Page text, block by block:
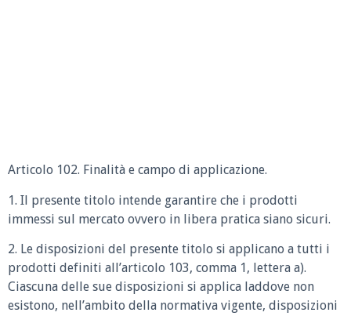
Articolo 102. Finalità e campo di applicazione.
1. Il presente titolo intende garantire che i prodotti
immessi sul mercato ovvero in libera pratica siano sicuri.
2. Le disposizioni del presente titolo si applicano a tutti i
prodotti definiti all’articolo 103, comma 1, lettera a).
Ciascuna delle sue disposizioni si applica laddove non
esistono, nell’ambito della normativa vigente, disposizioni